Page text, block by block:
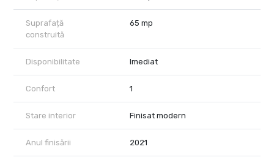
Suprafață
construită
65 mp
Disponibilitate Imediat
Confort 1
Stare interior Finisat modern
Anul finisării 2021